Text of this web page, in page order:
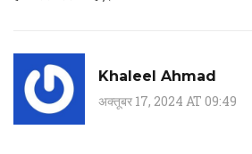
Khaleel Ahmad
अक्तूबर 17, 2024 AT 09:49